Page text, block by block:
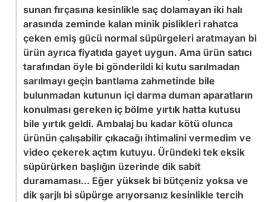
sunan fırçasına kesinlikle saç dolamayan iki halı
arasında zeminde kalan minik pislikleri rahatca
çeken emiş gücü normal süpürgeleri aratmayan bi
ürün ayrıca fiyatıda gayet uygun. Ama ürün satıcı
tarafından öyle bi gönderildi ki kutu sarılmadan
sarılmayı geçin bantlama zahmetinde bile
bulunmadan kutunun içi darma duman aparatların
konulması gereken iç bölme yırtık hatta kutusu
bile yırtık geldi. Ambalaj bu kadar kötü olunca
ürünün çalışabilir çıkacağı ihtimalini vermedim ve
video çekerek açtım kutuyu. Üründeki tek eksik
süpürürken başlığın üzerinde dik sabit
duramaması... Eğer yüksek bi bütçeniz yoksa ve
dik şarjlı bi süpürge arıyorsanız kesinlikle tercih